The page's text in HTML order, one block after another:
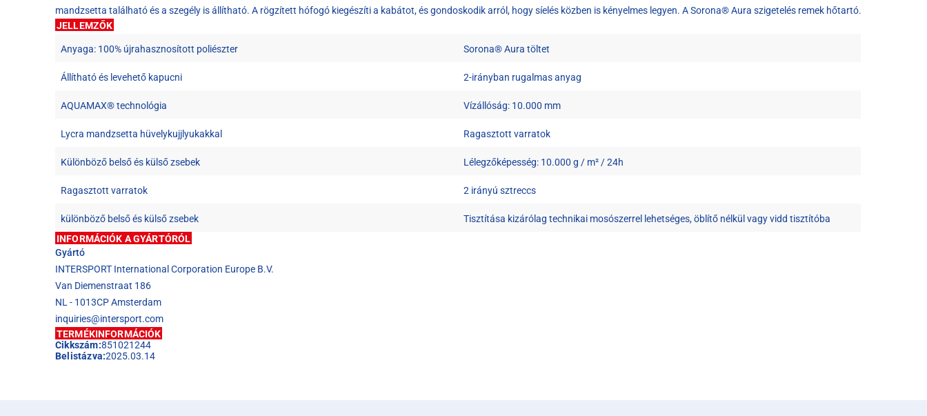
mandzsetta található és a szegély is állítható. A rögzített hófogó kiegészíti a kabátot, és gondoskodik arról, hogy síelés közben is kényelmes legyen. A Sorona® Aura szigetelés remek hőtartó.
JELLEMZŐK
Anyaga: 100% újrahasznosított poliészter Sorona® Aura töltet
Állítható és levehető kapucni 2-irányban rugalmas anyag
AQUAMAX® technológia Vízállóság: 10.000 mm
Lycra mandzsetta hüvelykujjlyukakkal Ragasztott varratok
Különböző belső és külső zsebek Lélegzőképesség: 10.000 g / m² / 24h
Ragasztott varratok 2 irányú sztreccs
különböző belső és külső zsebek
Tisztítása kizárólag technikai mosószerrel lehetséges, öblítő nélkül vagy vidd tisztítóba
INFORMÁCIÓK A GYÁRTÓRÓL
Gyártó
INTERSPORT International Corporation Europe B.V.
Van Diemenstraat 186
NL - 1013CP Amsterdam
inquiries@intersport.com
TERMÉKINFORMÁCIÓK
Cikkszám:851021244
Belistázva:2025.03.14